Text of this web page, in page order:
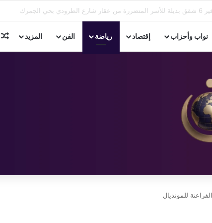
تطوير التعليم في لقاء مع روتاري الإسكندرية
نواب وأحزاب إقتصاد رياضة الفن المزيد
للمونديال